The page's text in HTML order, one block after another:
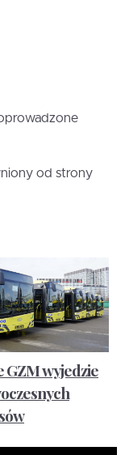
od strony
GZM wyjedzie